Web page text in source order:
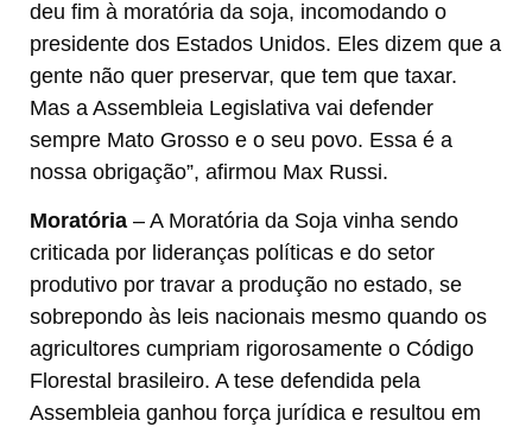
deu fim à moratória da soja, incomodando o
presidente dos Estados Unidos. Eles dizem que a
gente não quer preservar, que tem que taxar.
Mas a Assembleia Legislativa vai defender
sempre Mato Grosso e o seu povo. Essa é a
nossa obrigação”, afirmou Max Russi.
Moratória – A Moratória da Soja vinha sendo
criticada por lideranças políticas e do setor
produtivo por travar a produção no estado, se
sobrepondo às leis nacionais mesmo quando os
agricultores cumpriam rigorosamente o Código
Florestal brasileiro. A tese defendida pela
Assembleia ganhou força jurídica e resultou em